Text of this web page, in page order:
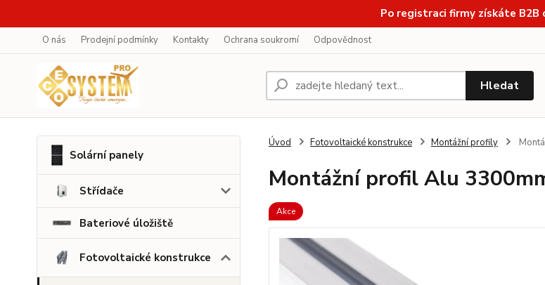
Po registraci firmy získáte B2B
O nás Prodejní podmínky Kontakty Ochrana soukromí Odpovědnost
Hledat
Solární panely
Střídače
Bateriové úložiště
Fotovoltaické konstrukce
Úvod Fotovoltaické konstrukce Montážní profily
Montážní profil Alu
Akce